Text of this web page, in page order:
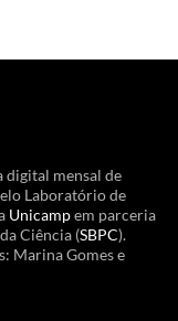
digital mensal de
Laboratório de
Unicampem parceria
Ciência (SBPC).
Marina Gomes e